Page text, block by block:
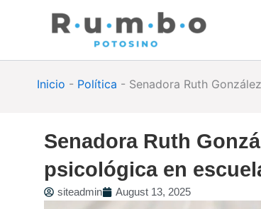
Inicio - Política - Senadora Ruth
Senadora Ruth
psicológica en
siteadmin August 13, 2025